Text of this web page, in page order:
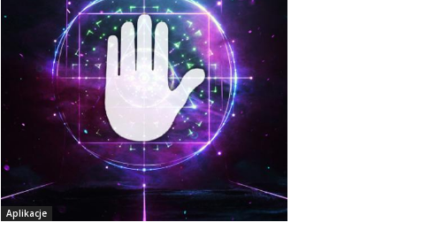
Aplikacje